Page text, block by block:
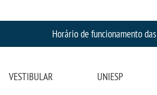
Horário de funcionamento
VESTIBULAR UNIESP